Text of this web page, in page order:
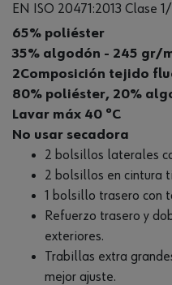
EN ISO 20471:2013 Clase
65% poliéster
35% algodón - 245 gr/
2Composición tejido
80% poliéster, 20%
Lavar máx 40 ºC
No usar secadora
2 bolsillos laterales
2 bolsillos en cintura
1 bolsillo trasero con
Refuerzo trasero y
exteriores.
Trabillas extra
mejor ajuste.